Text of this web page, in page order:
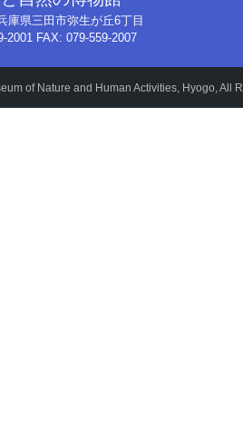
庫県三田市弥生が丘6丁目
2001 FAX: 079-559-2007
of Nature and Human Activities, Hyogo, All